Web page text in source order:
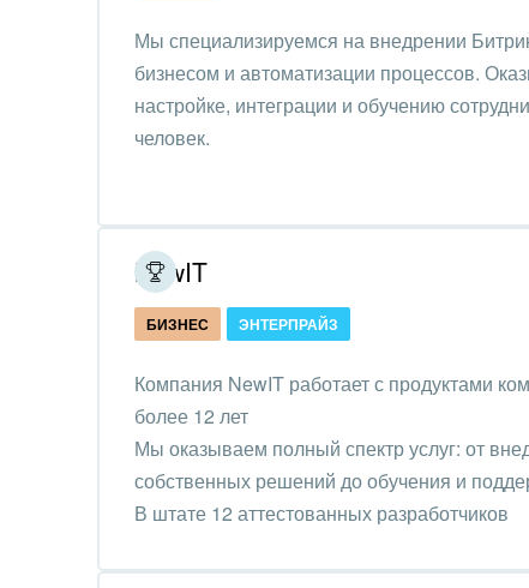
АПК
Мы специализируемся на внедрении
бизнесом и автоматизации процессов.
настройке, интеграции и обучению
человек.
NewIT
БИЗНЕС ЭНТЕРПРАЙЗ
Компания NewIT работает с продуктами
более 12 лет
Мы оказываем полный спектр услуг: от
собственных решений до обучения и
В штате 12 аттестованных разработчиков